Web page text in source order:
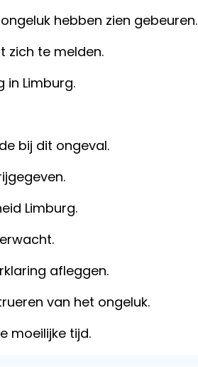
hebben zien gebeuren.
zich te melden.
in Limburg.
bij dit ongeval.
Limburg.
afleggen.
van het ongeluk.
moeilijke tijd.